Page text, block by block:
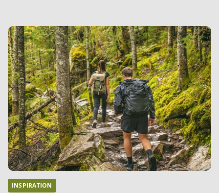
INSPIRATION